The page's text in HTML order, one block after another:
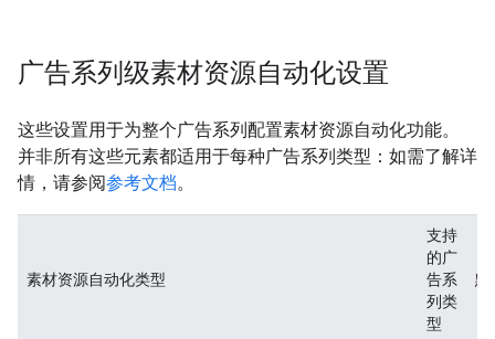
广告系列级素材资源自动化设置
这些设置用于为整个广告系列配置素材资源自动化功能。
并非所有这些元素都适用于每种广告系列类型：如需了解详
情，请参阅参考文档。
素材资源自动化类型
支持
的广
告系
列类
型
默